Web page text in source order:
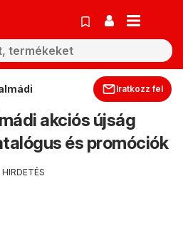
Iratkozz fel
akciós újság
és promóciók
HIRDETÉS